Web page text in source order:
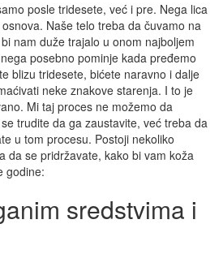
posle tridesete, već i pre. Nega lica
Naše telo treba da čuvamo na
nam duže trajalo u onom najboljem
posebno pominje kada pređemo
blizu tridesete, bićete naravno i dalje
neke znakove starenja. I to je
Mi taj proces ne možemo da
trudite da ga zaustavite, već treba da
u tom procesu. Postoji nekoliko
da se pridržavate, kako bi vam koža
godine:
sredstvima i